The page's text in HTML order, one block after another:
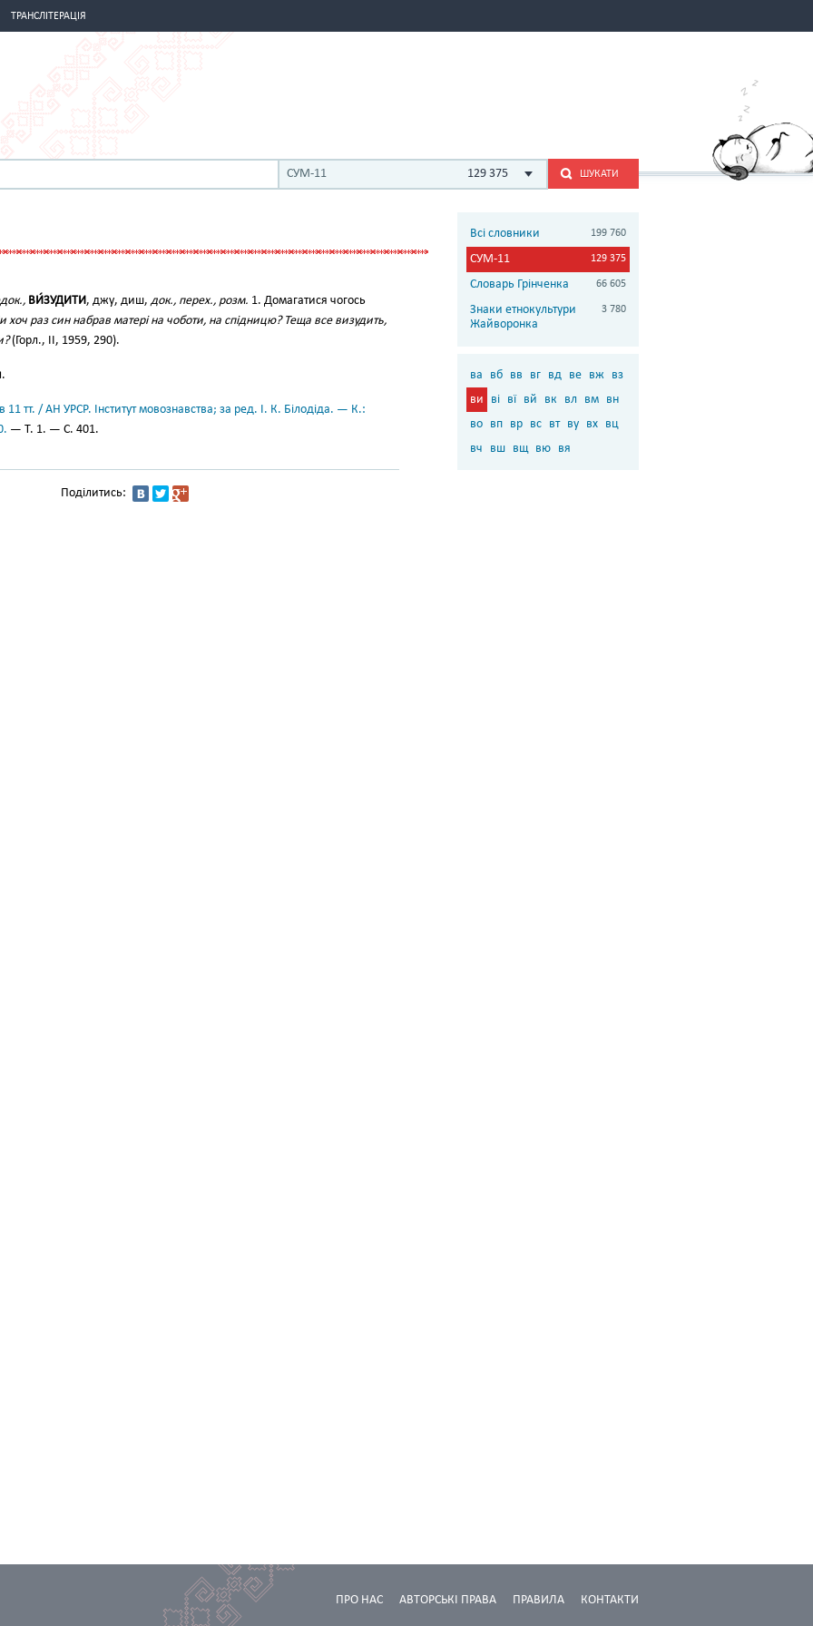
ТРАНСЛІТЕРАЦІЯ
СУМ-11 129 375 ШУКАТИ
ВИ́ЗУДИТИ, джу, диш, док., перех., розм. 1. Домагатися чогось
хоч раз син набрав матері на чоботи, на спідницю? Теща все визудить,
(Горл., II, 1959, 290).
.
11 тт. / АН УРСР. Інститут мовознавства; за ред. І. К. Білодіда. — К.:
— Т. 1. — С. 401.
Поділитись:
Всі словники 199 760
СУМ-11 129 375
Словарь Грінченка 66 605
Знаки етнокультури
Жайворонка
3 780
ва вб вв вг вд ве вж вз
ви
ві вї вй вк вл вм вн
во вп вр вс вт ву вх вц
вч
вш вщ вю вя
КОНТАКТИ
ПРАВИЛА
АВТОРСЬКІ ПРАВА
ПРО НАС